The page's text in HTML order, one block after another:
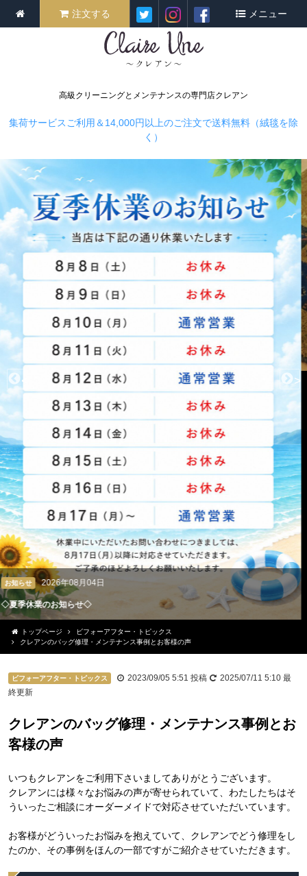
高級クリーニングとメンテナンスの専門店クレアン
注文する メニュー
集荷サービスご利用＆14,000円以上のご注文で送料無料（絨毯を除
く）
クレアン広報室 2026年08月04日
ペルシャ絨毯やギャッベも丸洗い。高級絨毯の専門クリーニング
< >
トップページ
ビフォーアフター・トピックス
クレアンのバッグ修理・メンテナンス事例とお客様の声
ビフォーアフター・トピックス 2023/09/05 5:51 投稿 2025/07/11 5:10 最
終更新
クレアンのバッグ修理・メンテナンス事例とお
客様の声
いつもクレアンをご利用下さいましてありがとうございます。
クレアンには様々なお悩みの声が寄せられていて、わたしたちはそ
ういったご相談にオーダーメイドで対応させていただいています。
お客様がどういったお悩みを抱えていて、クレアンでどう修理をし
たのか、その事例をほんの一部ですがご紹介させていただきます。